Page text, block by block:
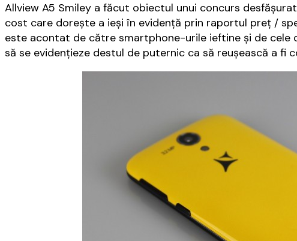
Allview A5 Smiley a făcut obiectul unui concurs
cost care dorește a ieși în evidență prin raportul preț /
este acontat de către smartphone-urile ieftine și de cele
să se evidențieze destul de puternic ca să reușească a fi